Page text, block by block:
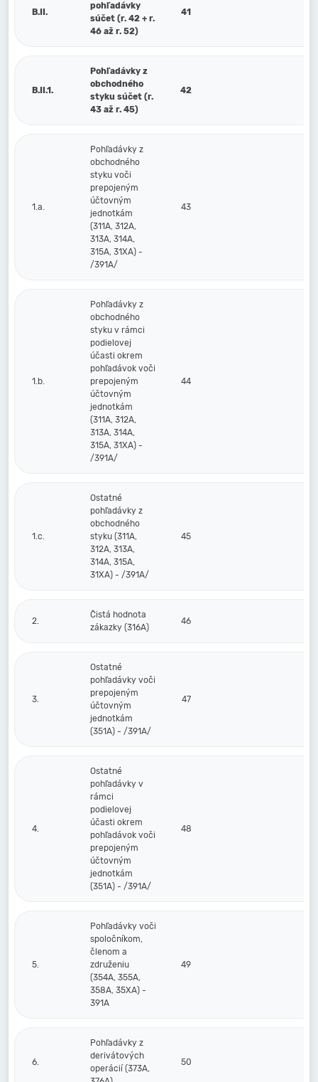
B.II.
pohľadávky
súčet (r. 42 + r.
46 až r. 52)
41
B.II.1.
Pohľadávky z
obchodného
styku súčet (r.
43 až r. 45)
42
1.a.
Pohľadávky z
obchodného
styku voči
prepojeným
účtovným
jednotkám
(311A, 312A,
313A, 314A,
315A, 31XA) -
/391A/
43
1.b.
Pohľadávky z
obchodného
styku v rámci
podielovej
účasti okrem
pohľadávok voči
prepojeným
účtovným
jednotkám
(311A, 312A,
313A, 314A,
315A, 31XA) -
/391A/
44
1.c.
Ostatné
pohľadávky z
obchodného
styku (311A,
312A, 313A,
314A, 315A,
31XA) - /391A/
45
2.
Čistá hodnota
zákazky (316A)
46
3.
Ostatné
pohľadávky voči
prepojeným
účtovným
jednotkám
(351A) - /391A/
47
4.
Ostatné
pohľadávky v
rámci
podielovej
účasti okrem
pohľadávok voči
prepojeným
účtovným
jednotkám
(351A) - /391A/
48
5.
Pohľadávky voči
spoločníkom,
členom a
združeniu
(354A, 355A,
358A, 35XA) -
391A
49
6.
Pohľadávky z
derivátových
operácií (373A,
50